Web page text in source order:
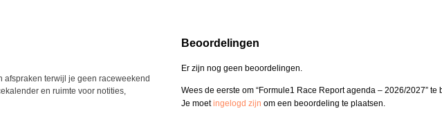
afspraken terwijl je geen raceweekend
en ruimte voor notities,
Beoordelingen
Er zijn nog geen beoordelingen.
Wees de eerste om “Formule1 Race Report agenda – 2026/2027” te
Je moetingelogd zijn om een beoordeling te plaatsen.